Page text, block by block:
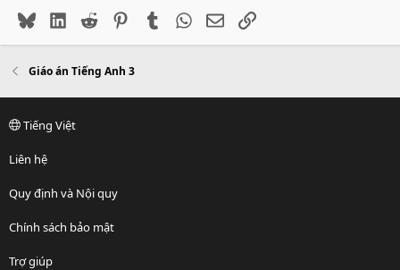
BlueskyLinkedIn
Reddit PinterestTumblr WhatsApp
EmailLink
Giáo án Tiếng Anh 3
Tiếng Việt
Liên hệ
Quy định và Nội quy
Chính sách bảo mật
Trợ giúp